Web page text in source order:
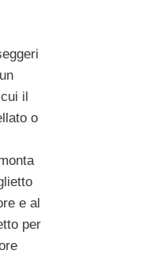
il
o
e al
per